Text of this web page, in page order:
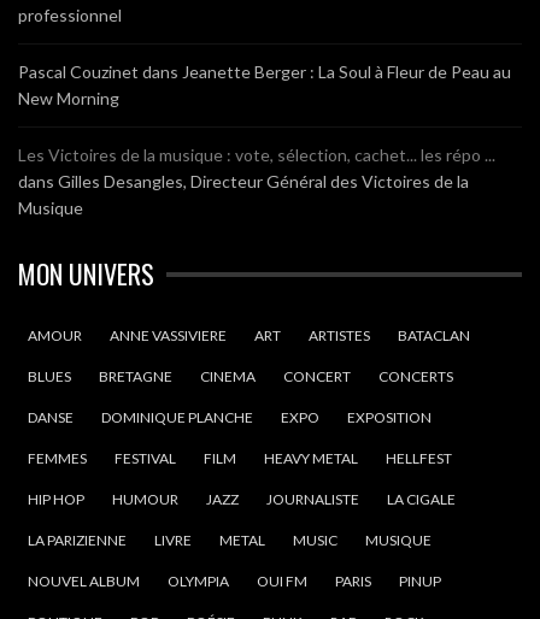
professionnel
Pascal Couzinet dans Jeanette Berger : La Soul à Fleur de Peau au
New Morning
Les Victoires de la musique : vote, sélection, cachet... les répo ...
dans Gilles Desangles, Directeur Général des Victoires de la
Musique
MON UNIVERS
AMOUR ANNE VASSIVIERE ART ARTISTES BATACLAN
BLUES BRETAGNE CINEMA CONCERT CONCERTS
DANSE DOMINIQUE PLANCHE EXPO EXPOSITION
FEMMES FESTIVAL FILM HEAVY METAL HELLFEST
HIP HOP HUMOUR JAZZ JOURNALISTE LA CIGALE
LA PARIZIENNE LIVRE METAL MUSIC MUSIQUE
NOUVEL ALBUM OLYMPIA OUI FM PARIS PINUP